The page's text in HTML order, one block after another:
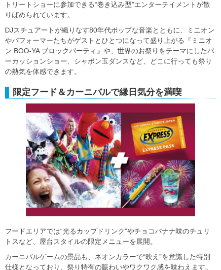
トリートショーに参加できる“巻き込み型”エンターテイメントが散
りばめられています。
DJスチュアートが織りなす80年代ポップな音楽とともに、ミニオン
やパフォーマーたちがゲストとひとつになって盛り上がる『ミニオ
ン BOO-YA ブロックパーティ』や、世界のお祭りをテーマにしたパ
ーカッションショー、シャボン玉ダンスなど、どこに行っても祭り
の熱気を体感できます。
限定フード＆カーニバルで縁日気分を満喫
フードエリアでは“光るカップドリンク”やチョコバナナ味のチュリ
トスなど、屋台スタイルの限定メニューを展開。
カーニバルゲームの景品も、ネオンカラーで“映え”を意識した特別
仕様となっており、祭り特有の賑わいやワクワク感を味わえます。